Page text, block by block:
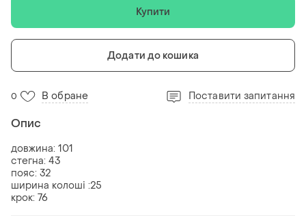
Купити
Додати до кошика
0 В обране Поставити запитання
Опис
довжина: 101
стегна: 43
пояс: 32
ширина колоші :25
крок: 76